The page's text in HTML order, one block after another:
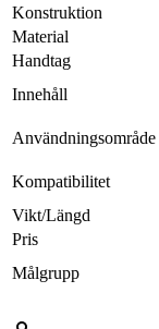
Konstruktion
Material
Handtag
Innehåll
Användningsområde
Kompatibilitet
Vikt/Längd
Pris
Målgrupp